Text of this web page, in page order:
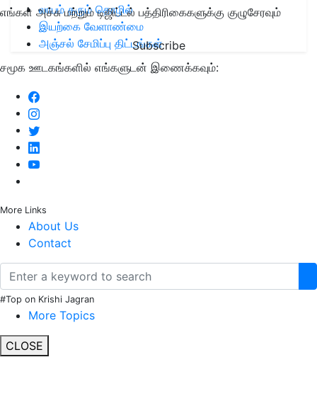
எங்கள் அச்சு மற்றும் டிஜிட்டல் பத்திரிகைகளுக்கு குழுசேரவும்
Subscribe
சமூக ஊடகங்களில் எங்களுடன் இணைக்கவும்:
More Links
About Us
Contact
#Top on Krishi Jagran
More Topics
CLOSE
லாபம் தரும் தொழில்
இயற்கை வேளாண்மை
அஞ்சல் சேமிப்பு திட்டங்கள்